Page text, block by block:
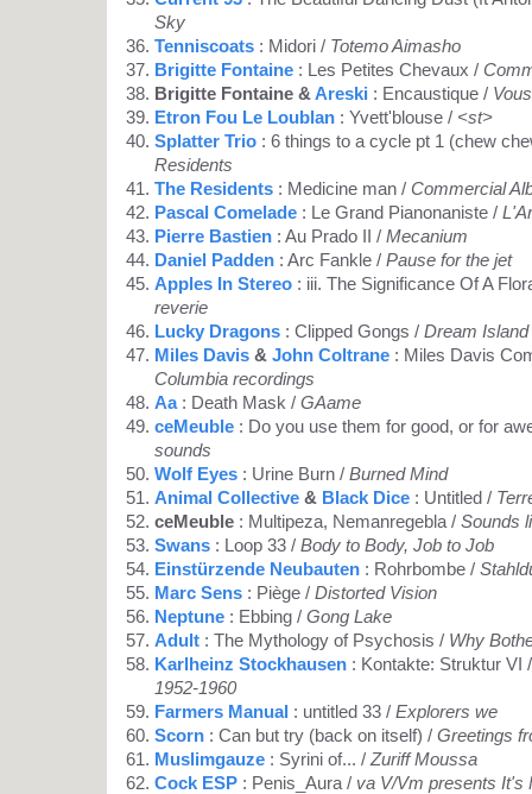
Sky
Tenniscoats : Midori / Totemo Aimasho
Brigitte Fontaine : Les Petites Chevaux /
Brigitte Fontaine &Areski : Encaustique /
Etron Fou Le Loublan : Yvett'blouse / <st>
Splatter Trio : 6 things to a cycle pt 1 (chew
Residents
The Residents : Medicine man / Commercial
Pascal Comelade : Le Grand Pianonaniste /
Pierre Bastien : Au Prado II / Mecanium
Daniel Padden : Arc Fankle / Pause for the jet
Apples In Stereo : iii. The Significance Of A
reverie
Lucky Dragons : Clipped Gongs / Dream
Miles Davis & John Coltrane : Miles Davis
Columbia recordings
Aa: Death Mask / GAame
ceMeuble : Do you use them for good, or for
sounds
Wolf Eyes : Urine Burn / Burned Mind
Animal Collective & Black Dice : Untitled /
ceMeuble : Multipeza, Nemanregebla / Sounds
Swans : Loop 33 / Body to Body, Job to Job
Einstürzende Neubauten : Rohrbombe /
Marc Sens : Piège / Distorted Vision
Neptune : Ebbing / Gong Lake
Adult : The Mythology of Psychosis / Why
Karlheinz Stockhausen : Kontakte: Struktur VI
1952-1960
Farmers Manual : untitled 33 / Explorers we
Scorn : Can but try (back on itself) / Greetings
Muslimgauze : Syrini of... / Zuriff Moussa
Cock ESP : Penis_Aura / va V/Vm presents It's